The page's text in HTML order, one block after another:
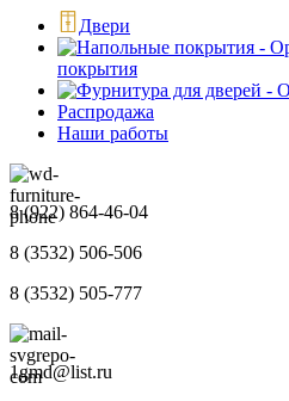
Двери
покрытия
Распродажа
Наши работы
8 (922) 864-46-04
8 (3532) 506-506
8 (3532) 505-777
1gmd@list.ru